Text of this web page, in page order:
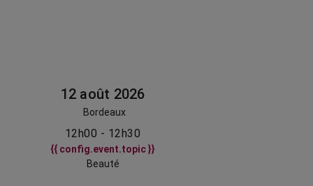
12 août 2026
Bordeaux
12h00 - 12h30
{{ config.event.topic }}
Beauté